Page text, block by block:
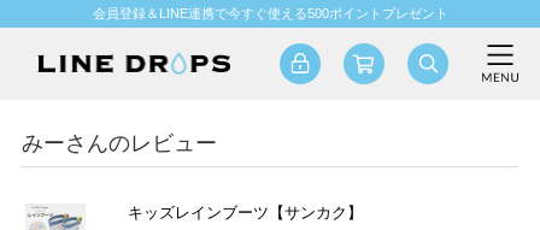
会員登録＆LINE連携で今すぐ使える500ポイントプレゼント
みーさんのレビュー
キッズレインブーツ【サンカク】